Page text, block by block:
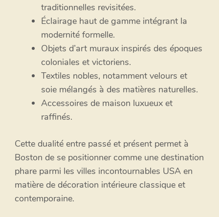
traditionnelles revisitées.
Éclairage haut de gamme intégrant la
modernité formelle.
Objets d’art muraux inspirés des époques
coloniales et victoriens.
Textiles nobles, notamment velours et
soie mélangés à des matières naturelles.
Accessoires de maison luxueux et
raffinés.
Cette dualité entre passé et présent permet à
Boston de se positionner comme une destination
phare parmi les villes incontournables USA en
matière de décoration intérieure classique et
contemporaine.